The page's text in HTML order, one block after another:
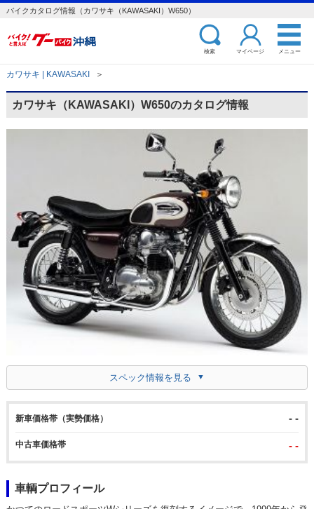
バイクカタログ情報（カワサキ（KAWASAKI）W650）
検索 マイページ メニュー
カワサキ | KAWASAKI ＞
カワサキ（KAWASAKI）W650のカタログ情報
スペック情報を見る
新車価格帯（実勢価格） - -
中古車価格帯 - -
車輌プロフィール